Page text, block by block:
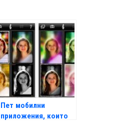
Пет мобилни
приложения, които